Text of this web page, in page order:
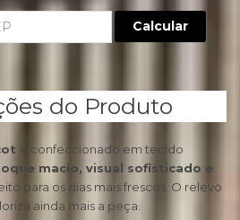
Calcular
do Produto
é confeccionado em tecido
macio, visual sofisticado e
para os dias mais frescos. O relevo
ainda mais a peça.